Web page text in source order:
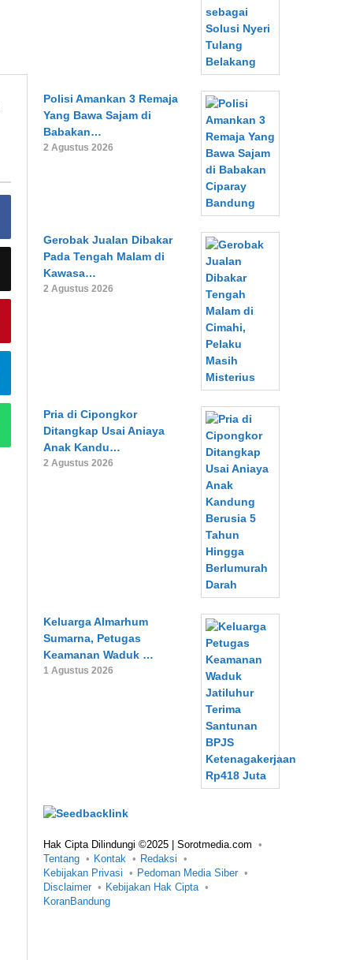
Polisi Amankan 3 Remaja
Yang Bawa Sajam di
Babakan…
2 Agustus 2026
Gerobak Jualan Dibakar
Pada Tengah Malam di
Kawasa…
2 Agustus 2026
Pria di Cipongkor
Ditangkap Usai Aniaya
Anak Kandu…
2 Agustus 2026
Keluarga Almarhum
Sumarna, Petugas
Keamanan Waduk …
1 Agustus 2026
Hak Cipta Dilindungi ©2025 | Sorotmedia.com
Tentang
Kontak
Redaksi
Kebijakan Privasi
Pedoman Media Siber
Disclaimer
Kebijakan Hak Cipta
KoranBandung